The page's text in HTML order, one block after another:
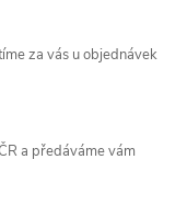
za vás u objednávek
a předáváme vám